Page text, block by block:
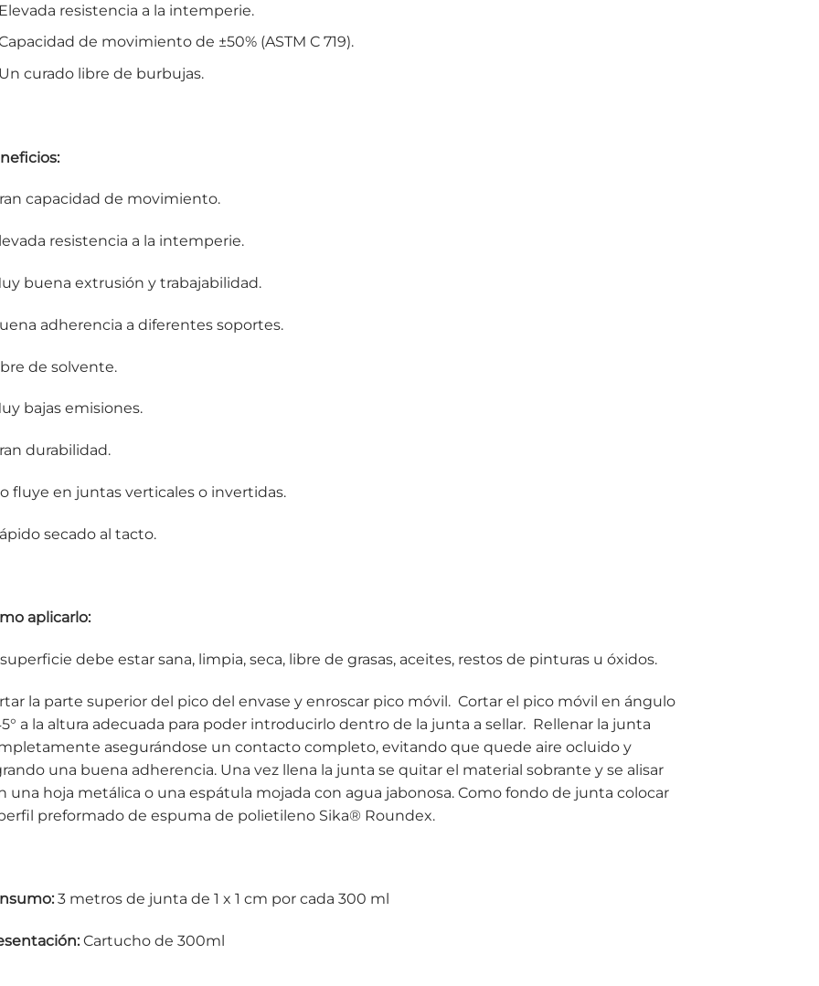
Elevada resistencia a la intemperie.
de movimiento de ±50% (ASTM C 719).
Un curado libre de burbujas.
capacidad de movimiento.
resistencia a la intemperie.
buena extrusión y trabajabilidad.
adherencia a diferentes soportes.
de solvente.
bajas emisiones.
durabilidad.
fluye en juntas verticales o invertidas.
secado al tacto.
aplicarlo:
debe estar sana, limpia, seca, libre de grasas, aceites, restos de pinturas u óxidos.
la parte superior del pico del envase y enroscar pico móvil. Cortar el pico móvil en ángulo
a la altura adecuada para poder introducirlo dentro de la junta a sellar. Rellenar la junta
asegurándose un contacto completo, evitando que quede aire ocluido y
una buena adherencia. Una vez llena la junta se quitar el material sobrante y se alisar
una hoja metálica o una espátula mojada con agua jabonosa. Como fondo de junta colocar
preformado de espuma de polietileno Sika® Roundex.
3 metros de junta de 1 x 1 cm por cada 300 ml
Cartucho de 300ml